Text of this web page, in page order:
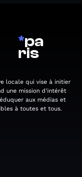
*pa
ris
locale qui vise à initier
une mission d'intérêt
aux médias et
à toutes et tous.